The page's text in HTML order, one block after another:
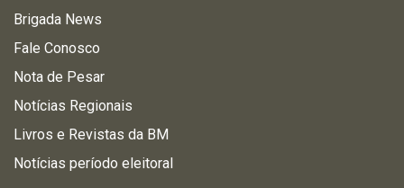
Brigada News
Fale Conosco
Nota de Pesar
Notícias Regionais
Livros e Revistas da BM
Notícias período eleitoral